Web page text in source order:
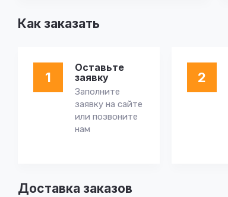
Как заказать
1
Оставьте
заявку
Заполните
заявку на сайте
или позвоните
нам
2
Доставка заказов